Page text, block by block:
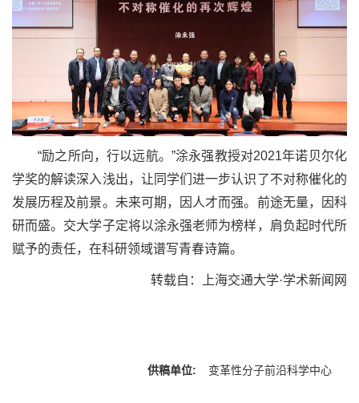
“励之所向，行以远航。”涂永强教授对2021年诺贝尔化
学奖的解读深入浅出，让同学们进一步认识了不对称催化的
发展历程及前景。未来可期，因人才而强。前途无量，因科
研而盛。交大学子定将以涂永强老师为榜样，肩负起时代所
赋予的责任，在科研领域谱写青春诗篇。
转载自： 上海交通大学·学术新闻网
供稿单位: 变革性分子前沿科学中心